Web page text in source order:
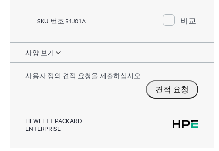
SKU 번호 S1J01A 비교
사양 보기
사용자 정의 견적 요청을 제출하십시오
견적 요청
HEWLETT PACKARD
ENTERPRISE